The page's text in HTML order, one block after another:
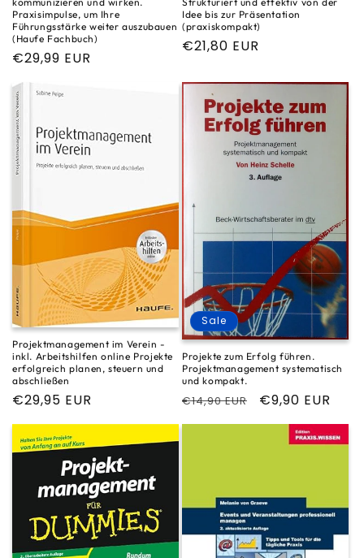
Praxisimpulse, um Ihre
Führungsstärke weiter auszubauen
(Haufe Fachbuch)
Normaler
Preis
€29,99 EUR
Idee bis zur Präsentation
(praxiskompakt)
Normaler
€21,80 EUR
Projektmanagement im Verein -
inkl. Arbeitshilfen online Projekte
erfolgreich planen, steuern und
abschließen
Normaler
Preis
€29,95 EUR
Sale
Projekte zum Erfolg führen.
Projektmanagement systematisch
und kompakt.
Normaler
€14,90 EUR Verkaufspreis
€9,90 EUR